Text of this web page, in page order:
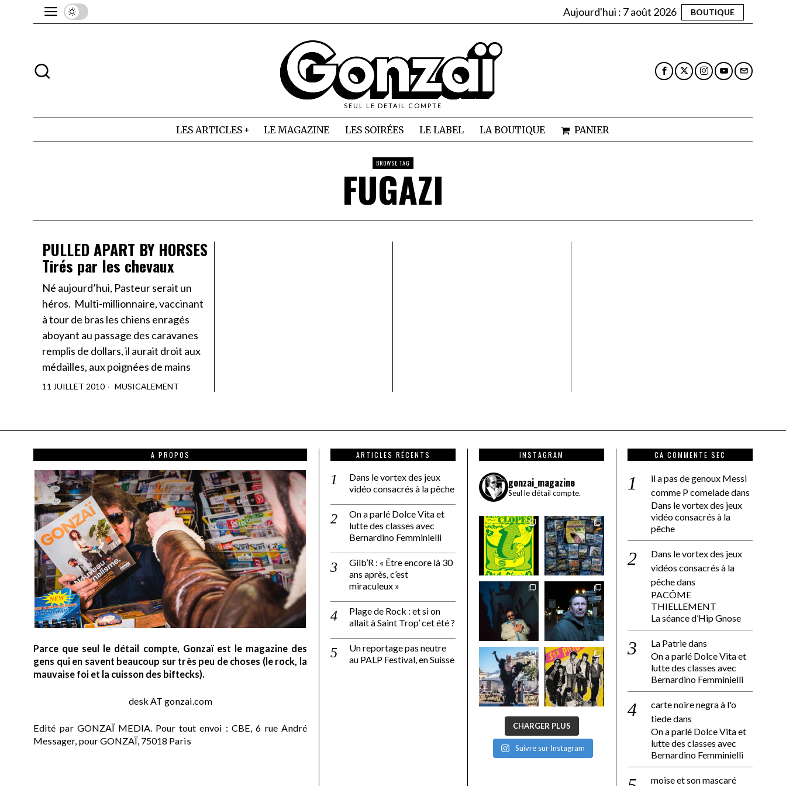
Aujourd'hui : 7 août 2026 BOUTIQUE
SEUL LE DETAIL COMPTE
LES ARTICLES LE MAGAZINE LES SOIRÉES LE LABEL LA BOUTIQUE PANIER
BROWSE TAG
FUGAZI
PULLED APART BY HORSES
Tirés par les chevaux
Né aujourd’hui, Pasteur serait un
héros. Multi-millionnaire, vaccinant
à tour de bras les chiens enragés
aboyant au passage des caravanes
remplis de dollars, il aurait droit aux
médailles, aux poignées de mains
11 JUILLET 2010 MUSICALEMENT
A PROPOS
Parce que seul le détail compte, Gonzaï est le magazine des
gens qui en savent beaucoup sur très peu de choses (le rock, la
mauvaise foi et la cuisson des biftecks).
desk AT gonzai.com
Edité par GONZAÏ MEDIA. Pour tout envoi : CBE, 6 rue André
Messager, pour GONZAÏ, 75018 Paris
ARTICLES RÉCENTS
Dans le vortex des jeux
vidéo consacrés à la pêche
On a parlé Dolce Vita et
lutte des classes avec
Bernardino Femminielli
Gilb’R : « Être encore là 30
ans après, c’est
miraculeux »
Plage de Rock : et si on
allait à Saint Trop’ cet été ?
Un reportage pas neutre
au PALP Festival, en Suisse
INSTAGRAM
gonzai_magazine
Seul le détail compte.
CHARGER PLUS
Suivre sur Instagram
CA COMMENTE SEC
il a pas de genoux Messi
comme P comeladedans
Dans le vortex des jeux
vidéo consacrés à la
pêche
Dans le vortex des jeux
vidéos consacrés à la
pêchedans
PACÔME
THIELLEMENT
La séance d’Hip Gnose
La Patriedans
On a parlé Dolce Vita et
lutte des classes avec
Bernardino Femminielli
carte noire negra à l'o
tiededans
On a parlé Dolce Vita et
lutte des classes avec
Bernardino Femminielli
moise et son mascaré